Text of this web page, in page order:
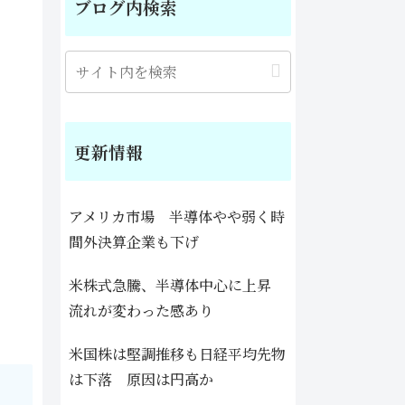
ブログ内検索
更新情報
アメリカ市場 半導体やや弱く時
間外決算企業も下げ
米株式急騰、半導体中心に上昇
流れが変わった感あり
米国株は堅調推移も日経平均先物
は下落 原因は円高か